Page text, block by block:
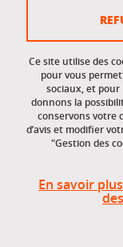
Accessibilité :
Accès réservés
Intranet des
Ce site utilise des
pour vous
sociaux, et pour
donnons la
conservons votre
d’avis et modifier
"Gestion des
En savoir